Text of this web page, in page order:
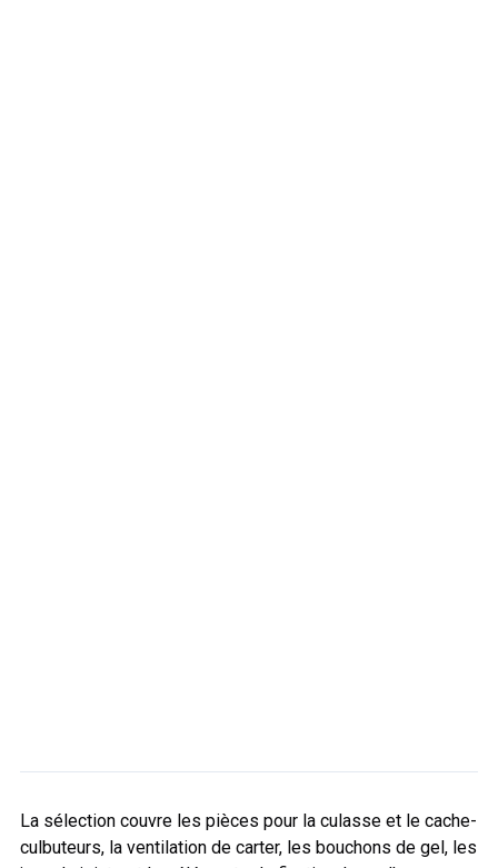
La sélection couvre les pièces pour la culasse et le cache-
culbuteurs, la ventilation de carter, les bouchons de gel, les